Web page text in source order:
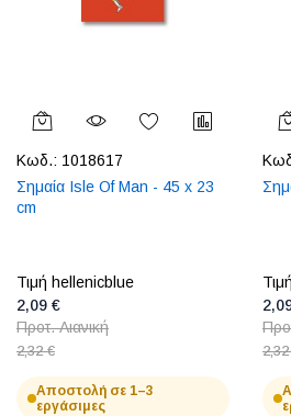
Κωδ.: 1018617
Σημαία Isle Of Man - 45 x 23
cm
Τιμή hellenicblue
2,09 €
Προτ. Λιανική
2,32 €
Αποστολή σε 1–3
εργάσιμες